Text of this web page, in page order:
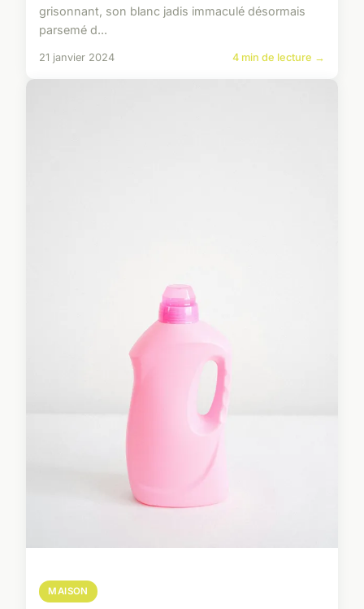
grisonnant, son blanc jadis immaculé désormais
parsemé d...
21 janvier 2024 4 min de lecture →
MAISON